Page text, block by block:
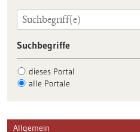
Suchbegriffe
dieses Portal
alle Portale
Allgemein